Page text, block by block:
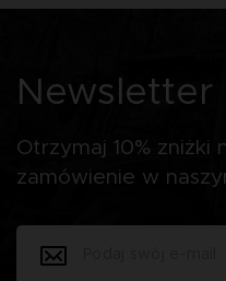
Newsletter
Otrzymaj 10% zniżki
zamówienie w